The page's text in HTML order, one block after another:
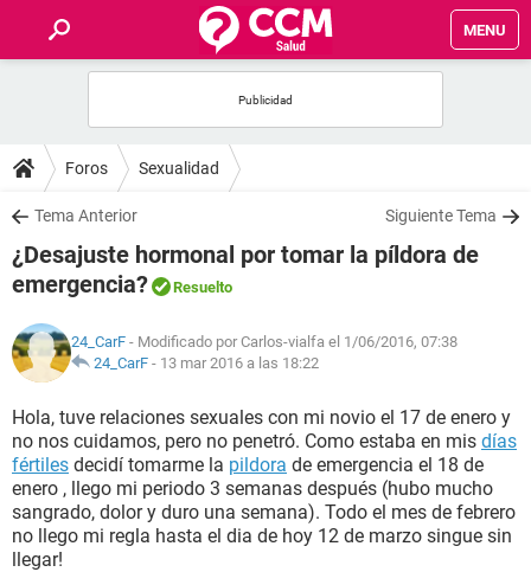
MENU
FOROS
SALUD
FAMILIA
NUTRICIÓN
SEXUALIDAD
GLOSARIO
Foros Sexualidad
Tema Anterior Siguiente Tema
¿Desajuste hormonal por tomar la píldora de
emergencia?
Resuelto
24_CarF - Modificado por Carlos-vialfa el 1/06/2016, 07:38
24_CarF - 13 mar 2016 a las 18:22
Hola, tuve relaciones sexuales con mi novio el 17 de enero y
no nos cuidamos, pero no penetró. Como estaba en mis días
fértiles decidí tomarme la pildora de emergencia el 18 de
enero , llego mi periodo 3 semanas después (hubo mucho
sangrado, dolor y duro una semana). Todo el mes de febrero
no llego mi regla hasta el dia de hoy 12 de marzo singue sin
llegar!